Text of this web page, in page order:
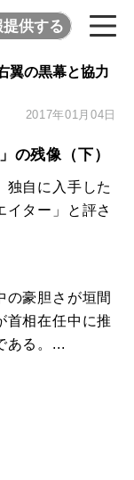
提供する
翼の黒幕と協力
2017年01月04日
の残像（下）
自に入手した
イター」と評さ
豪胆さが垣間
首相在任中に推
ある。...